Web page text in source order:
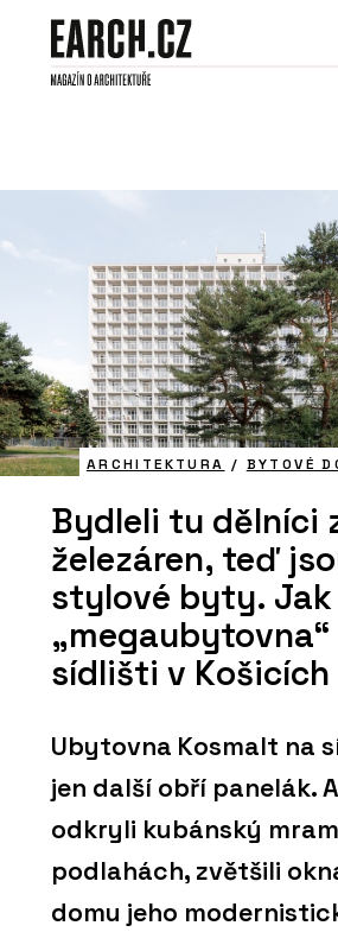
ARCHITEKTURA / BYTOVÉ
Bydleli tu dělníci
železáren, teď
stylové byty. Jak
„megaubytovna“
sídlišti v Košicích
Ubytovna Kosmalt na
jen další obří panelák.
odkryli kubánský
podlahách, zvětšili
domu jeho